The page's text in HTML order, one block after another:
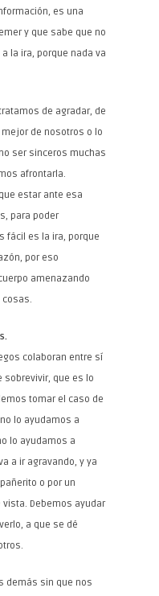
es una
y que sabe que no
la ira, porque nada va
de agradar, de
de nosotros o lo
ser sinceros muchas
afrontarla.
estar ante esa
para poder
fácil es la ira, porque
por eso
amenazando
cosas.
colaboran entre sí
sobrevivir, que es lo
tomar el caso de
lo ayudamos a
lo ayudamos a
a ir agravando, y ya
o por un
Debemos ayudar
a que se dé
demás sin que nos